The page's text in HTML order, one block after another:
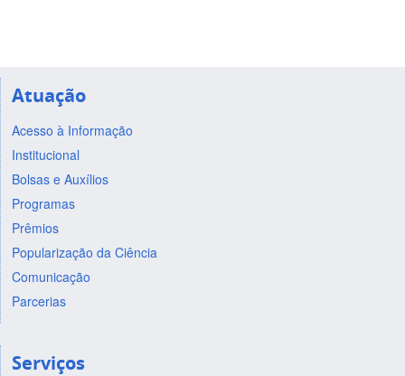
Atuação
Acesso à Informação
Institucional
Bolsas e Auxílios
Programas
Prêmios
Popularização da Ciência
Comunicação
Parcerias
Serviços